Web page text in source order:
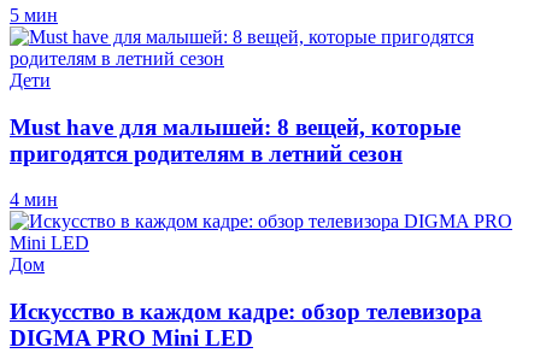
5 мин
Дети
Must have для малышей: 8 вещей, которые
пригодятся родителям в летний сезон
4 мин
Дом
Искусство в каждом кадре: обзор телевизора
DIGMA PRO Mini LED